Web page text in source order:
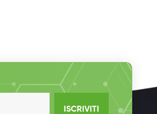
ISCRIVITI